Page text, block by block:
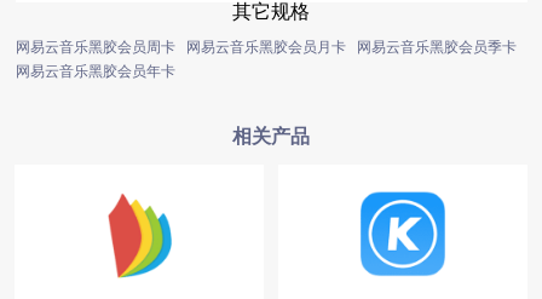
其它规格
网易云音乐黑胶会员周卡 网易云音乐黑胶会员月卡
网易云音乐黑胶会员季卡
网易云音乐黑胶会员年卡
相关产品